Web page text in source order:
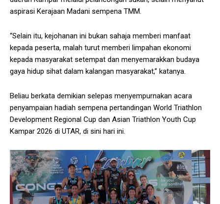
aspirasi Kerajaan Madani sempena TMM.
“Selain itu, kejohanan ini bukan sahaja memberi manfaat
kepada peserta, malah turut memberi limpahan ekonomi
kepada masyarakat setempat dan menyemarakkan budaya
gaya hidup sihat dalam kalangan masyarakat,” katanya.
Beliau berkata demikian selepas menyempurnakan acara
penyampaian hadiah sempena pertandingan World Triathlon
Development Regional Cup dan Asian Triathlon Youth Cup
Kampar 2026 di UTAR, di sini hari ini.